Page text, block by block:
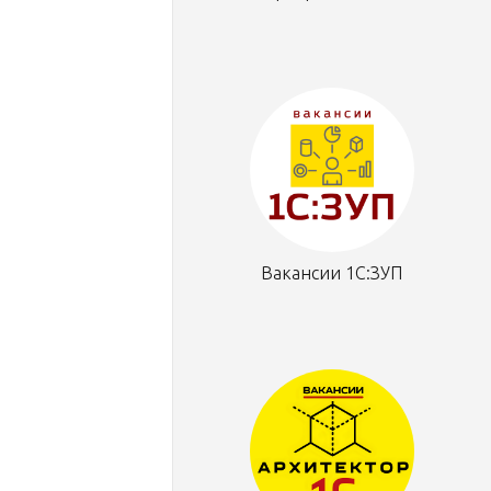
Вакансии 1С:ЗУП